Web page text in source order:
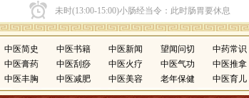
中医简史 中医书籍 中医新闻 望闻问切 中药常识
中医膏药 中医刮痧 中医火疗 中医气功 中医推拿
中医丰胸 中医减肥 中医美容 老年保健 中医育儿